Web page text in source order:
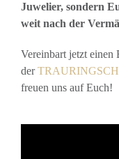
Juwelier, sondern
weit nach der
Vereinbart jetzt einen
der
freuen uns auf Euch!